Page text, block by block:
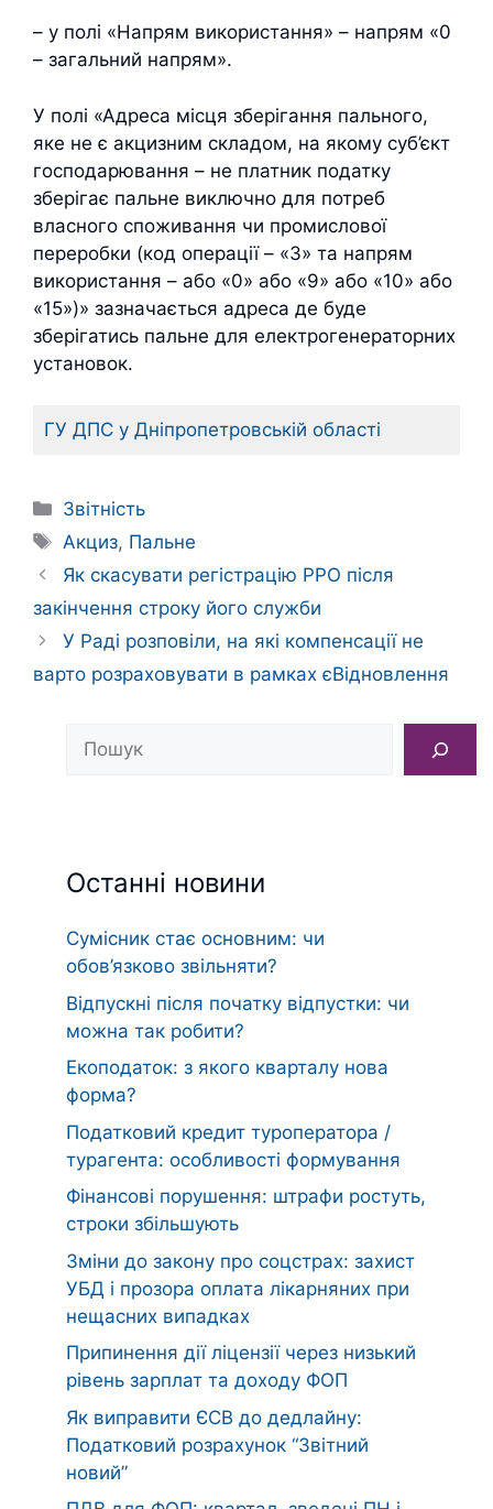
– у полі «Напрям використання» – напрям «0
– загальний напрям».
У полі «Адреса місця зберігання пального,
яке не є акцизним складом, на якому суб’єкт
господарювання – не платник податку
зберігає пальне виключно для потреб
власного споживання чи промислової
переробки (код операції – «3» та напрям
використання – або «0» або «9» або «10» або
«15»)» зазначається адреса де буде
зберігатись пальне для електрогенераторних
установок.
ГУ ДПС у Дніпропетровській області
Категорії
Звітність
Позначки
Акциз, Пальне
Як скасувати регістрацію РРО після
закінчення строку його служби
У Раді розповіли, на які компенсації не
варто розраховувати в рамках єВідновлення
Пошук
Останні новини
Сумісник стає основним: чи
обов’язково звільняти?
Відпускні після початку відпустки: чи
можна так робити?
Екоподаток: з якого кварталу нова
форма?
Податковий кредит туроператора /
турагента: особливості формування
Фінансові порушення: штрафи ростуть,
строки збільшують
Зміни до закону про соцстрах: захист
УБД і прозора оплата лікарняних при
нещасних випадках
Припинення дії ліцензії через низький
рівень зарплат та доходу ФОП
Як виправити ЄСВ до дедлайну:
Податковий розрахунок “Звітний
новий”